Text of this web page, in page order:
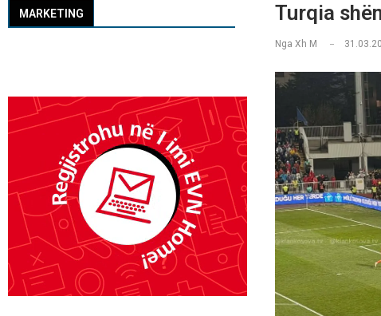
Turqia
Nga Xh M
MARKETING